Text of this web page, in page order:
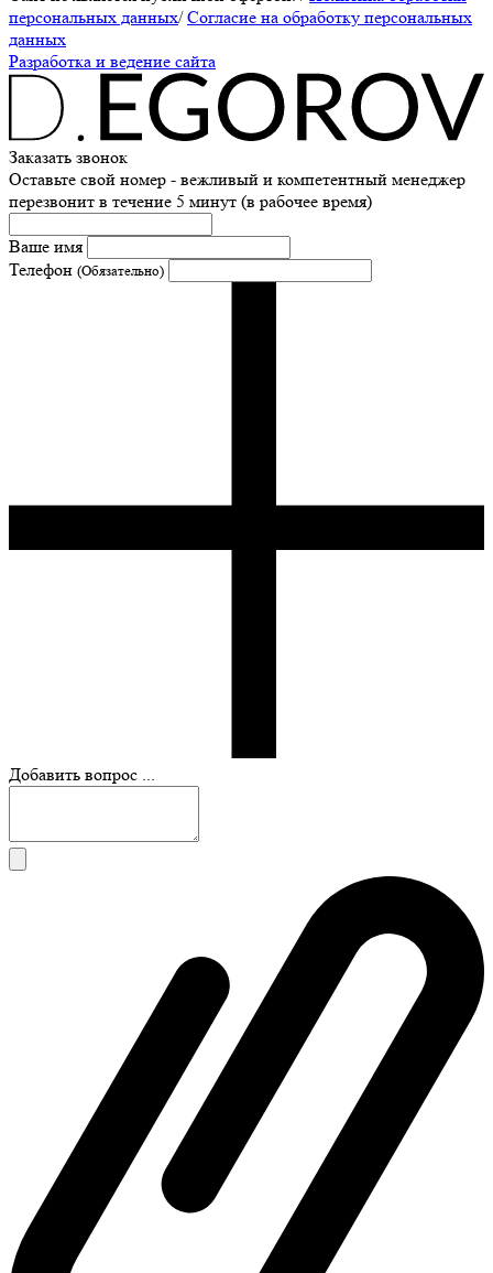
персональных данных/ Согласие на обработку персональных
данных
Разработка и ведение сайта
Заказать звонок
Оставьте свой номер - вежливый и компетентный менеджер
перезвонит в течение 5 минут (в рабочее время)
Ваше имя
Телефон (Обязательно)
Добавить вопрос ...